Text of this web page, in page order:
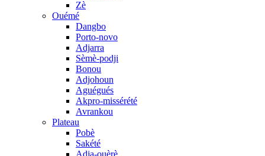
Zè
Ouémé
Dangbo
Porto-novo
Adjarra
Sèmè-podji
Bonou
Adjohoun
Aguégués
Akpro-missérété
Avrankou
Plateau
Pobè
Sakété
Adja-ouèrè